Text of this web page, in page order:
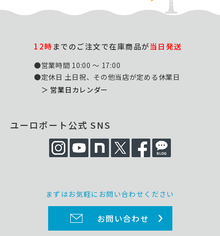
12時までのご注文で在庫商品が当日発送
●営業時間 10:00 ～ 17:00
●定休日 土日祝、その他当店が定める休業日
＞ 営業日カレンダー
ユーロポート公式 SNS
まずはお気軽にお問い合わせください
お問い合わせ